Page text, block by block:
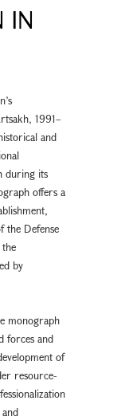
IN
1991–
and
during its
offers a
the Defense
by
monograph
forces and
of
resource-